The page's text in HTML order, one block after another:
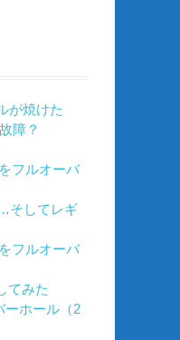
が焼けた
障？
フルオーバ
そしてレギ
フルオーバ
てみた
ーホール（2